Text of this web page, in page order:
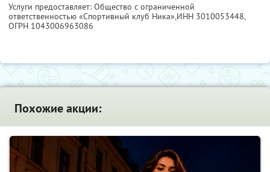
Услуги предоставляет: Общество с ограниченной
ответственностью «Спортивный клуб Ника»,ИНН 3010053448,
ОГРН 1043006963086
Похожие акции: